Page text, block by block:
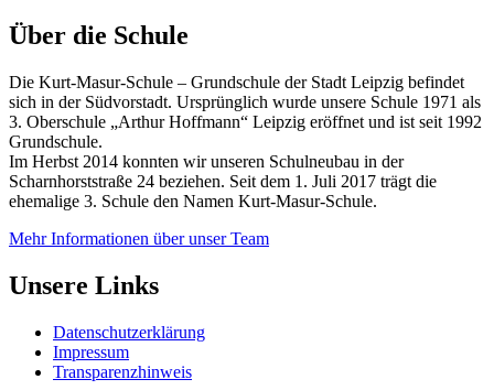
Über die Schule
Die Kurt-Masur-Schule – Grundschule der Stadt Leipzig befindet
sich in der Südvorstadt. Ursprünglich wurde unsere Schule 1971 als
3. Oberschule „Arthur Hoffmann“ Leipzig eröffnet und ist seit 1992
Grundschule.
Im Herbst 2014 konnten wir unseren Schulneubau in der
Scharnhorststraße 24 beziehen. Seit dem 1. Juli 2017 trägt die
ehemalige 3. Schule den Namen Kurt-Masur-Schule.
Mehr Informationen über unser Team
Unsere Links
Datenschutzerklärung
Impressum
Transparenzhinweis